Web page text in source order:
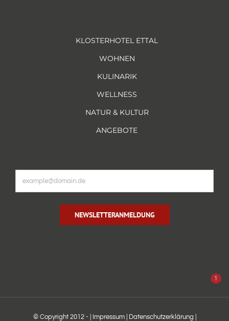
KLOSTERHOTEL ETTAL
WOHNEN
KULINARIK
WELLNESS
NATUR & KULTUR
ANGEBOTE
NEWSLETTERANMELDUNG
© Copyright 2012 - Impressum| Datenschutzerklärung
1